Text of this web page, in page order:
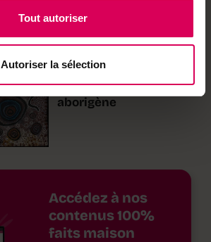
Tout autoriser
Autoriser la sélection
En images
d'inspiration pour l'art
aborigène
Accédez à nos
contenus 100%
faits maison